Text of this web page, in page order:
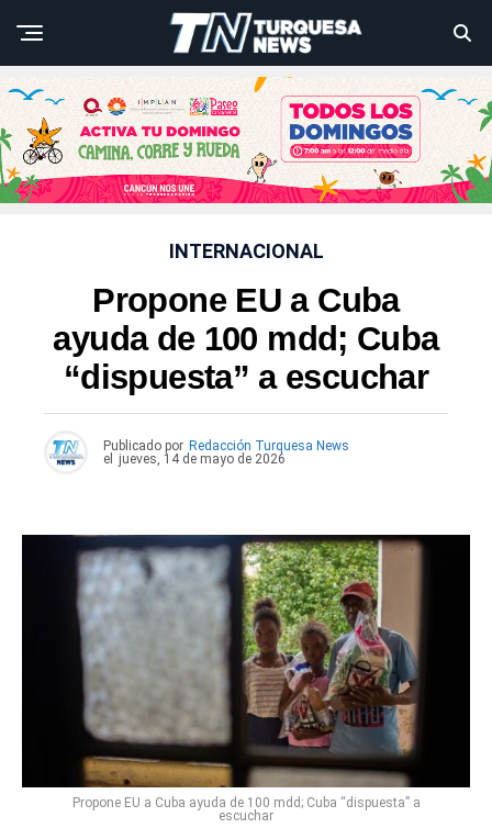
INTERNACIONAL
Propone EU a Cuba
ayuda de 100 mdd; Cuba
“dispuesta” a escuchar
Publicado por Redacción Turquesa News
el
jueves, 14 de mayo de 2026
Propone EU a Cuba ayuda de 100 mdd; Cuba “dispuesta” a
escuchar